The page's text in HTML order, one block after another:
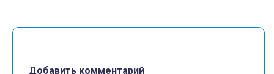
Добавить комментарий